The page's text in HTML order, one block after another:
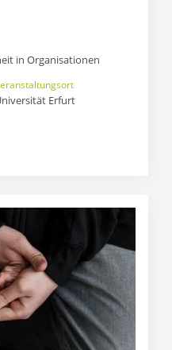
in Organisationen
Erfurt